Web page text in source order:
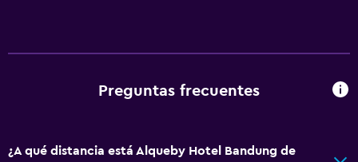
Estacionamiento y transporte
Preguntas frecuentes
¿A qué distancia está Alqueby Hotel Bandung de